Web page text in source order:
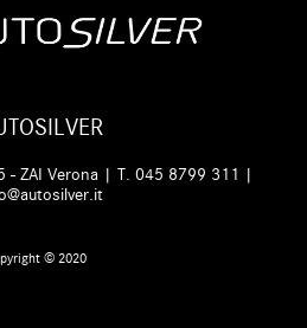
- ZAI Verona | T.045 8799 311 |
© 2020